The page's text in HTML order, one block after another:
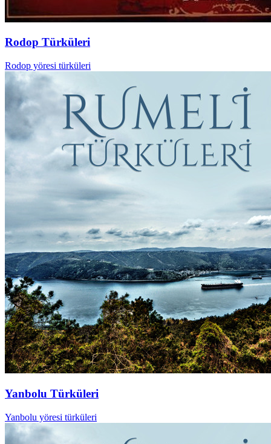
Rodop Türküleri
Rodop yöresi türküleri
Yanbolu Türküleri
Yanbolu yöresi türküleri